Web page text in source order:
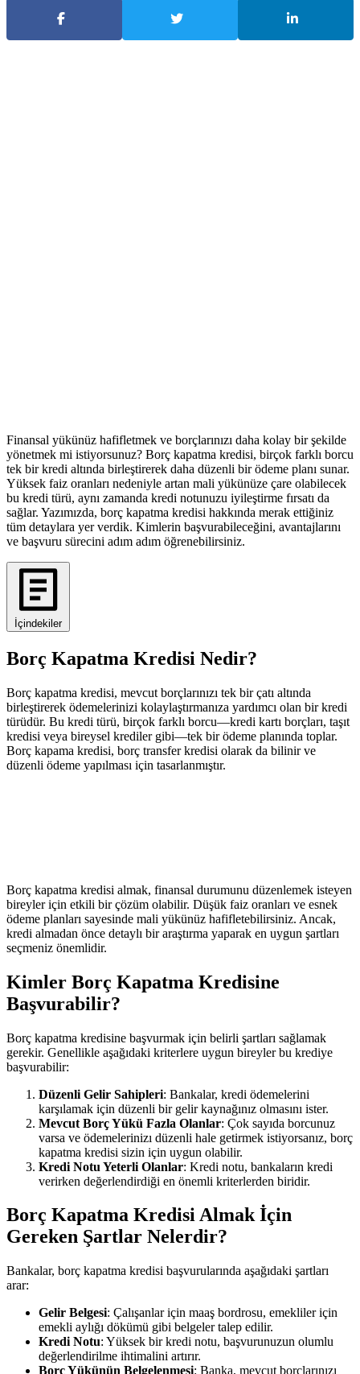
Finansal yükünüz hafifletmek ve borçlarınızı daha kolay bir şekilde
yönetmek mi istiyorsunuz? Borç kapatma kredisi, birçok farklı borcu
tek bir kredi altında birleştirerek daha düzenli bir ödeme planı sunar.
Yüksek faiz oranları nedeniyle artan mali yükünüze çare olabilecek
bu kredi türü, aynı zamanda kredi notunuzu iyileştirme fırsatı da
sağlar. Yazımızda, borç kapatma kredisi hakkında merak ettiğiniz
tüm detaylara yer verdik. Kimlerin başvurabileceğini, avantajlarını
ve başvuru sürecini adım adım öğrenebilirsiniz.
İçindekiler
Borç Kapatma Kredisi Nedir?
Borç kapatma kredisi, mevcut borçlarınızı tek bir çatı altında
birleştirerek ödemelerinizi kolaylaştırmanıza yardımcı olan bir kredi
türüdür. Bu kredi türü, birçok farklı borcu—kredi kartı borçları, taşıt
kredisi veya bireysel krediler gibi—tek bir ödeme planında toplar.
Borç kapama kredisi, borç transfer kredisi olarak da bilinir ve
düzenli ödeme yapılması için tasarlanmıştır.
Borç kapatma kredisi almak, finansal durumunu düzenlemek isteyen
bireyler için etkili bir çözüm olabilir. Düşük faiz oranları ve esnek
ödeme planları sayesinde mali yükünüz hafifletebilirsiniz. Ancak,
kredi almadan önce detaylı bir araştırma yaparak en uygun şartları
seçmeniz önemlidir.
Kimler Borç Kapatma Kredisine
Başvurabilir?
Borç kapatma kredisine başvurmak için belirli şartları sağlamak
gerekir. Genellikle aşağıdaki kriterlere uygun bireyler bu krediye
başvurabilir:
Düzenli Gelir Sahipleri: Bankalar, kredi ödemelerini
karşılamak için düzenli bir gelir kaynağınız olmasını ister.
Mevcut Borç Yükü Fazla Olanlar: Çok sayıda borcunuz
varsa ve ödemelerinizı düzenli hale getirmek istiyorsanız, borç
kapatma kredisi sizin için uygun olabilir.
Kredi Notu Yeterli Olanlar: Kredi notu, bankaların kredi
verirken değerlendirdiği en önemli kriterlerden biridir.
Borç Kapatma Kredisi Almak İçin
Gereken Şartlar Nelerdir?
Bankalar, borç kapatma kredisi başvurularında aşağıdaki şartları
arar:
Gelir Belgesi: Çalışanlar için maaş bordrosu, emekliler için
emekli aylığı dökümü gibi belgeler talep edilir.
Kredi Notu: Yüksek bir kredi notu, başvurunuzun olumlu
değerlendirilme ihtimalini artırır.
Borç Yükünün Belgelenmesi: Banka, mevcut borçlarınızı